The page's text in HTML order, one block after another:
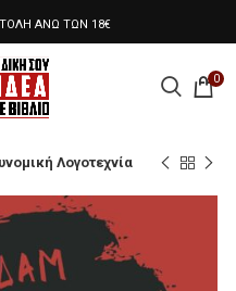
ΑΝΩ ΤΩΝ 18€
0
Λογοτεχνία